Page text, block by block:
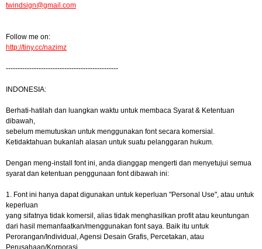
twindsign@gmail.com
Follow me on:
http://tiny.cc/nazimz
------------------------------------------------
INDONESIA:
Berhati-hatilah dan luangkan waktu untuk membaca Syarat & Ketentuan
dibawah,
sebelum memutuskan untuk menggunakan font secara komersial.
Ketidaktahuan bukanlah alasan untuk suatu pelanggaran hukum.
Dengan meng-install font ini, anda dianggap mengerti dan menyetujui semua
syarat dan ketentuan penggunaan font dibawah ini:
1. Font ini hanya dapat digunakan untuk keperluan "Personal Use", atau untuk
keperluan
yang sifatnya tidak komersil, alias tidak menghasilkan profit atau keuntungan
dari hasil memanfaatkan/menggunakan font saya. Baik itu untuk
Perorangan/Individual, Agensi Desain Grafis, Percetakan, atau
Perusahaan/Korporasi.